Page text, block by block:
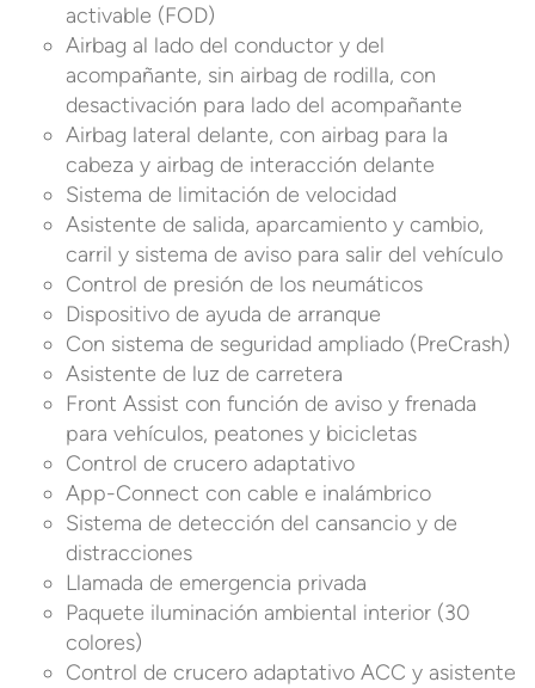
activable (FOD)
Airbag al lado del conductor y del
acompañante, sin airbag de rodilla, con
desactivación para lado del acompañante
Airbag lateral delante, con airbag para la
cabeza y airbag de interacción delante
Sistema de limitación de velocidad
Asistente de salida, aparcamiento y cambio,
carril y sistema de aviso para salir del vehículo
Control de presión de los neumáticos
Dispositivo de ayuda de arranque
Con sistema de seguridad ampliado (PreCrash)
Asistente de luz de carretera
Front Assist con función de aviso y frenada
para vehículos, peatones y bicicletas
Control de crucero adaptativo
App-Connect con cable e inalámbrico
Sistema de detección del cansancio y de
distracciones
Llamada de emergencia privada
Paquete iluminación ambiental interior (30
colores)
Control de crucero adaptativo ACC y asistente